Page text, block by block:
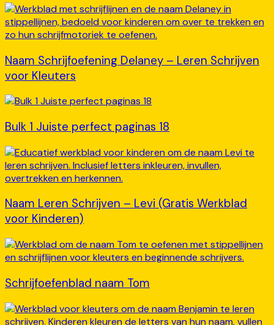
Naam Schrijfoefening Delaney – Leren Schrijven
voor Kleuters
Bulk 1 Juiste perfect paginas 18
Naam Leren Schrijven – Levi (Gratis Werkblad
voor Kinderen)
Schrijfoefenblad naam Tom